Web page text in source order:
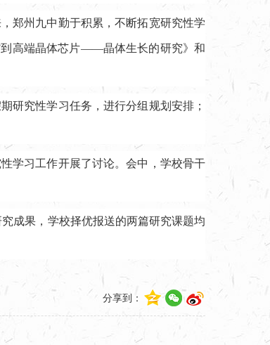
郑州九中勤于积累，不断拓宽研究性学
到高端晶体芯片——晶体生长的研究》和
研究性学习任务，进行分组规划安排；
学习工作开展了讨论。会中，学校骨干
成果，学校择优报送的两篇研究课题均
分享到：